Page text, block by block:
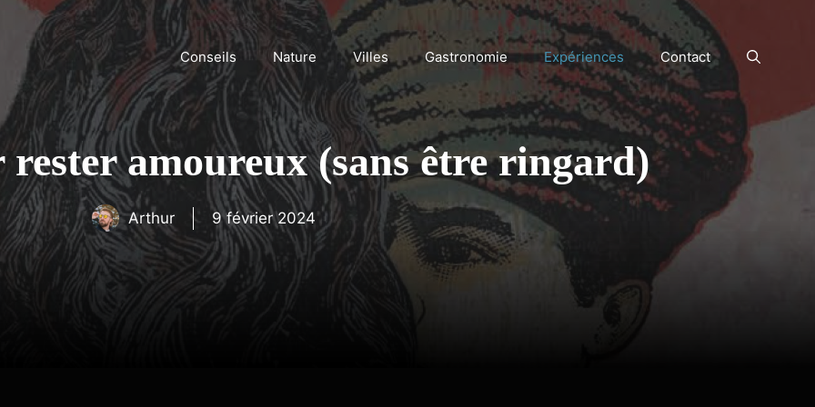
Conseils Nature Villes Gastronomie Expériences Contact
rester amoureux (sans être ringard)
Arthur 9 février 2024